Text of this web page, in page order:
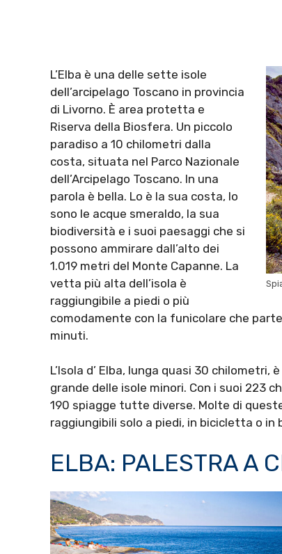
L’Elba è una delle sette isole
dell’arcipelago Toscano in provincia
di Livorno. È area protetta e
Riserva della Biosfera. Un piccolo
paradiso a 10 chilometri dalla
costa, situata nel Parco Nazionale
dell’Arcipelago Toscano. In una
parola è bella. Lo è la sua costa, lo
sono le acque smeraldo, la sua
biodiversità e i suoi paesaggi che si
possono ammirare dall’alto dei
1.019 metri del Monte Capanne. La
vetta più alta dell’isola è
raggiungibile a piedi o più
comodamente con la funicolare che
minuti.
L’Isola d’ Elba, lunga quasi 30
grande delle isole minori. Con i suoi 223
190 spiagge tutte diverse. Molte di
raggiungibili solo a piedi, in bicicletta o in
ELBA: PALESTRA A